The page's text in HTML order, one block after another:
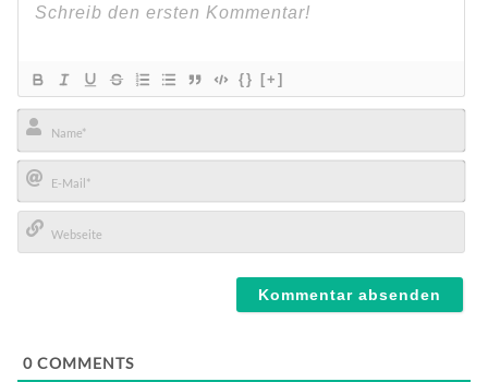
{} [+]
Name*
E-
Mail*
0 COMMENTS